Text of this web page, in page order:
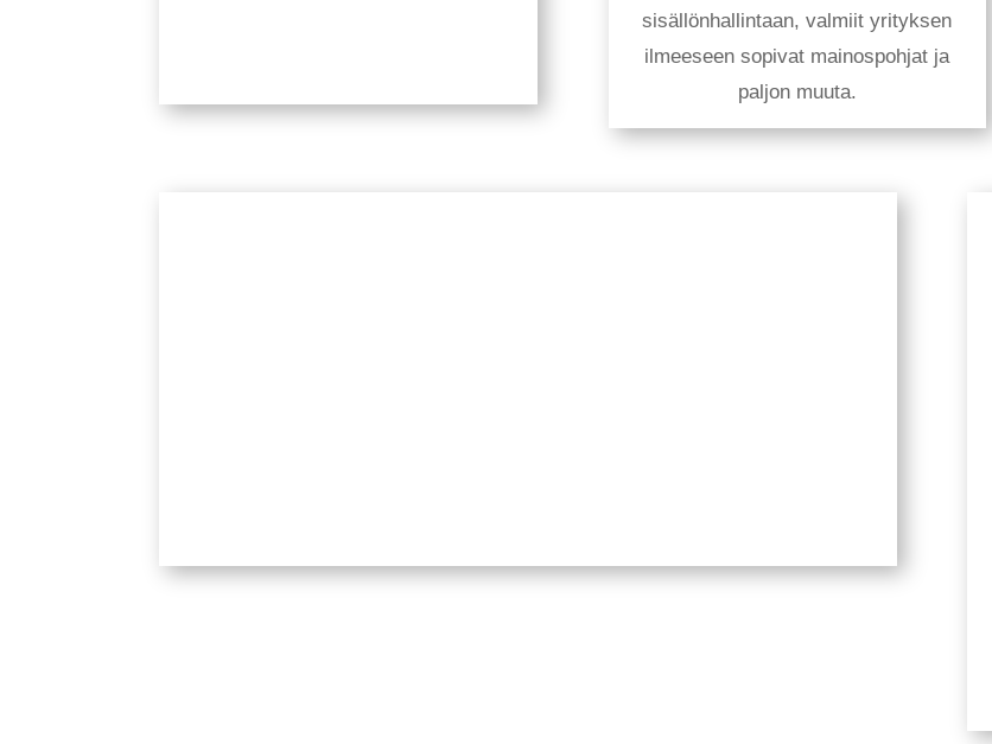
sisällönhallintaan, valmiit yrityksen
ilmeeseen sopivat mainospohjat ja
paljon muuta.